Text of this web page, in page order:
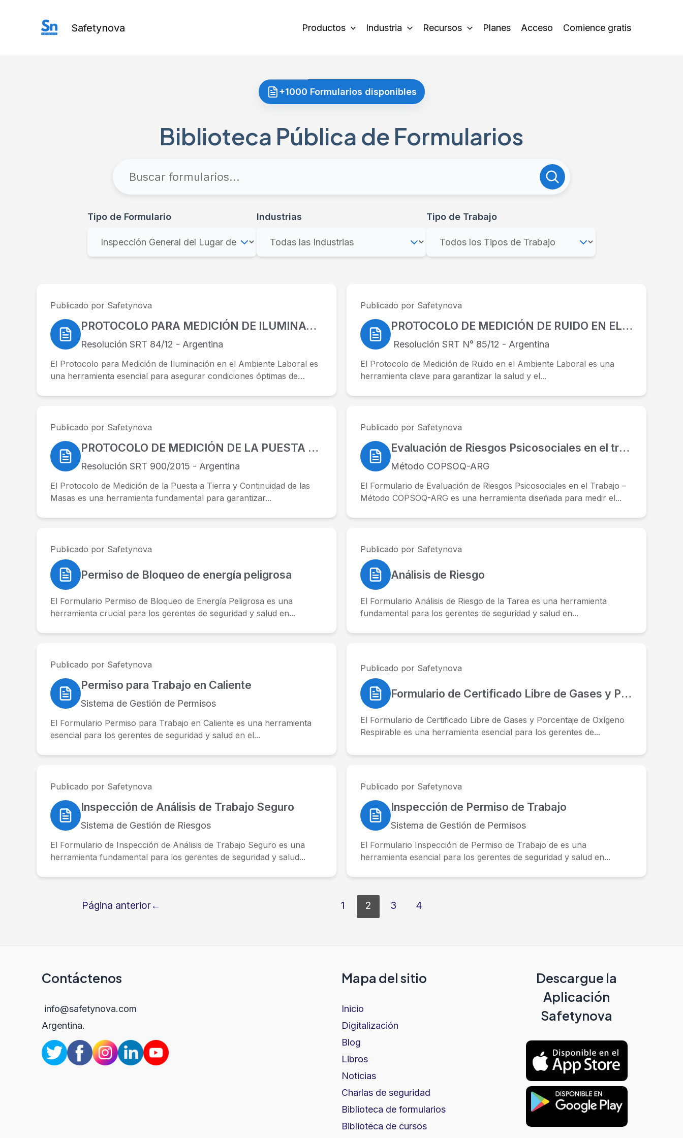
Safetynova Productos Industria Recursos Planes Acceso Comience gratis
+1000 Formularios disponibles
Biblioteca Pública de Formularios
Tipo de Formulario Industrias Tipo de Trabajo
Publicado por Safetynova
PROTOCOLO PARA MEDICIÓN DE ILUMINACIÓN EN EL AMBIENTE LABORAL
Resolución SRT 84/12 - Argentina
El Protocolo para Medición de Iluminación en el Ambiente Laboral es
una herramienta esencial para asegurar condiciones óptimas de
Publicado por Safetynova
PROTOCOLO DE MEDICIÓN DE RUIDO EN EL AMBIENTE LABORAL
Resolución SRT N° 85/12 - Argentina
El Protocolo de Medición de Ruido en el Ambiente Laboral es una
herramienta clave para garantizar la salud y el...
Publicado por Safetynova
PROTOCOLO DE MEDICIÓN DE LA PUESTA A TIERRA Y CONTINUIDAD DE LAS MASAS
Resolución SRT 900/2015 - Argentina
El Protocolo de Medición de la Puesta a Tierra y Continuidad de las
Masas es una herramienta fundamental para garantizar...
Publicado por Safetynova
Evaluación de Riesgos Psicosociales en el trabajo
Método COPSOQ-ARG
El Formulario de Evaluación de Riesgos Psicosociales en el Trabajo –
Método COPSOQ-ARG es una herramienta diseñada para medir el...
Publicado por Safetynova
Permiso de Bloqueo de energía peligrosa
El Formulario Permiso de Bloqueo de Energía Peligrosa es una
herramienta crucial para los gerentes de seguridad y salud en...
Publicado por Safetynova
Análisis de Riesgo
El Formulario Análisis de Riesgo de la Tarea es una herramienta
fundamental para los gerentes de seguridad y salud en...
Publicado por Safetynova
Permiso para Trabajo en Caliente
Sistema de Gestión de Permisos
El Formulario Permiso para Trabajo en Caliente es una herramienta
esencial para los gerentes de seguridad y salud en el...
Publicado por Safetynova
Formulario de Certificado Libre de Gases y Porcentaje de Oxígeno Respirable
El Formulario de Certificado Libre de Gases y Porcentaje de Oxígeno
Respirable es una herramienta esencial para los gerentes de...
Publicado por Safetynova
Inspección de Análisis de Trabajo Seguro
Sistema de Gestión de Riesgos
El Formulario de Inspección de Análisis de Trabajo Seguro es una
herramienta fundamental para los gerentes de seguridad y salud...
Publicado por Safetynova
Inspección de Permiso de Trabajo
Sistema de Gestión de Permisos
El Formulario Inspección de Permiso de Trabajo de es una
herramienta esencial para los gerentes de seguridad y salud en...
Paginación
Página anterior 1 2 3 4
Contáctenos
info@safetynova.com
Argentina.
Mapa del sitio
Inicio
Digitalización
Blog
Libros
Noticias
Charlas de seguridad
Biblioteca de formularios
Biblioteca de cursos
Descargue la
Aplicación
Safetynova